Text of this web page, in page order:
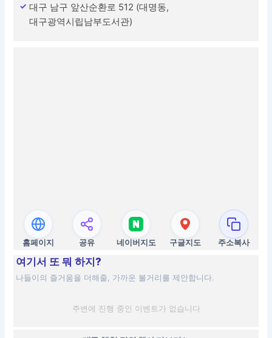
대구 남구 앞산순환로 512 (대명동,
대구광역시립남부도서관)
홈페이지 공유 네이버지도 구글지도 주소복사
여기서 또 뭐 하지?
나들이의 즐거움을 더해줄, 가까운 볼거리를 제안합니다.
주변에 진행 중인 이벤트가 없습니다